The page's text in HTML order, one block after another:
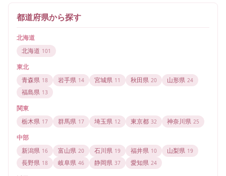
都道府県から探す
北海道
北海道 101
東北
青森県 18 岩手県 14 宮城県 11 秋田県 20 山形県 24
福島県 13
関東
栃木県 17 群馬県 17 埼玉県 12 東京都 32 神奈川県 25
中部
新潟県 16 富山県 20 石川県 19 福井県 10 山梨県 19
長野県 18 岐阜県 46 静岡県 37 愛知県 24